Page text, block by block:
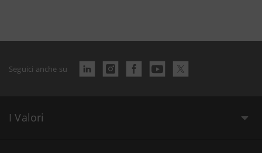
Seguici anche su
I Valori